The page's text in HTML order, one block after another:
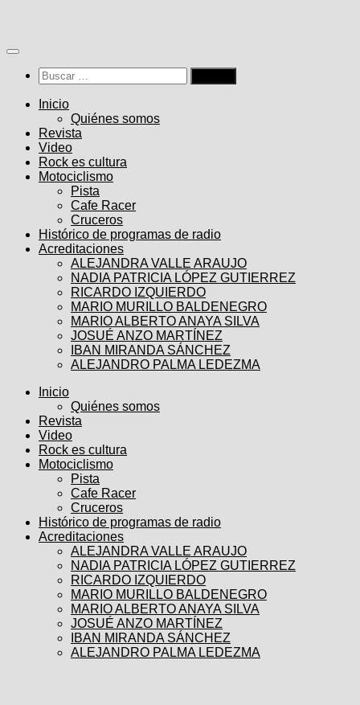
contenido
Buscar:
Inicio
Quiénes somos
Revista
Video
Rock es cultura
Motociclismo
Pista
Cafe Racer
Cruceros
Histórico de programas de radio
Acreditaciones
ALEJANDRA VALLE ARAUJO
NADIA PATRICIA LÓPEZ GUTIERREZ
RICARDO IZQUIERDO
MARIO MURILLO BALDENEGRO
MARIO ALBERTO ANAYA SILVA
JOSUÉ ANZO MARTÍNEZ
IBAN MIRANDA SÁNCHEZ
ALEJANDRO PALMA LEDEZMA
Inicio
Quiénes somos
Revista
Video
Rock es cultura
Motociclismo
Pista
Cafe Racer
Cruceros
Histórico de programas de radio
Acreditaciones
ALEJANDRA VALLE ARAUJO
NADIA PATRICIA LÓPEZ GUTIERREZ
RICARDO IZQUIERDO
MARIO MURILLO BALDENEGRO
MARIO ALBERTO ANAYA SILVA
JOSUÉ ANZO MARTÍNEZ
IBAN MIRANDA SÁNCHEZ
ALEJANDRO PALMA LEDEZMA